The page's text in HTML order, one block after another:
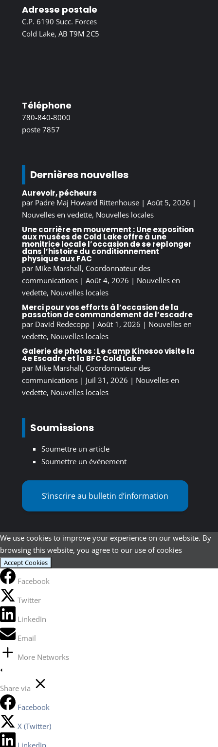
Adresse postale
C.P. 6190 Succ. Forces
Cold Lake, AB T9M 2C5
Téléphone
780-840-8000
poste 7857
Dernières nouvelles
Aurevoir, pécheurs
par Padre Maj Howard Rittenhouse| Août 5, 2026 |
Nouvelles en vedette, Nouvelles locales
Une carrière en mouvement : Une exposition
aux musées de Cold Lake offre à une
monitrice locale l’occasion de se replonger
dans l’histoire du conditionnement
physique aux FAC
par Mike Marshall, Coordonnateur des
communications| Août 4, 2026 | Nouvelles en
vedette, Nouvelles locales
Merci pour vos efforts à l’occasion de la
passation de commandement de l’escadre
par David Redecopp| Août 1, 2026 | Nouvelles en
vedette, Nouvelles locales
Galerie de photos : Le camp Kinosoo visite la
4e Escadre et la BFC Cold Lake
par Mike Marshall, Coordonnateur des
communications| Juil 31, 2026 | Nouvelles en
vedette, Nouvelles locales
Soumissions
Soumettre un article
Soumettre un événement
S’inscrire au bulletin d’information
We use cookies to improve your experience on our website. By
browsing this website, you agree to our use of cookies
Accept Cookies
Facebook
Twitter
LinkedIn
Email
More Networks
Share via
Facebook
X (Twitter)
LinkedIn